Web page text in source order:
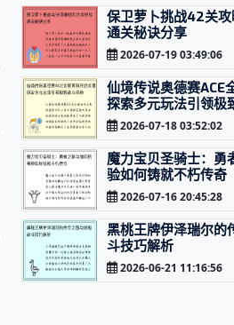
保卫萝卜挑战42关
通关秘诀分享
2026-07-19 03:49:06
仙境传说奥德赛ACE
探索多元玩法引领极
2026-07-18 03:52:02
魔力宝贝圣骑士：勇
验如何铸就不朽传奇
2026-07-16 20:45:28
黑桃王牌伊泽瑞尔的
斗技巧解析
2026-06-21 11:16:56